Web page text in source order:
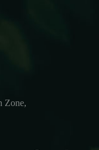
Zone,